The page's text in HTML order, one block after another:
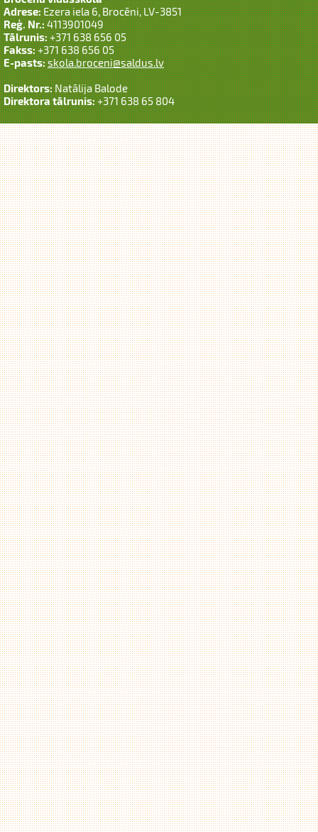
Adrese:Ezera iela 6, Brocēni, LV-3851
Reģ. Nr.:4113901049
Tālrunis:+371 638 656 05
Fakss:+371 638 656 05
E-pasts:skola.broceni@saldus.lv
Direktors:Natālija Balode
Direktora tālrunis:+371 638 65 804